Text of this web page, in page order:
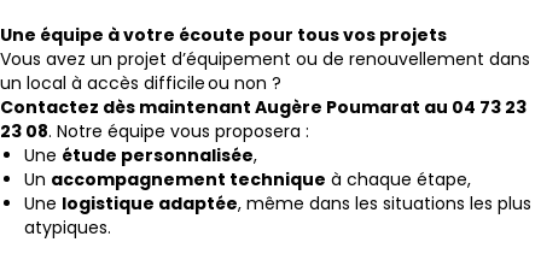
Une équipe à votre écoute pour tous vos projets
Vous avez un projet d’équipement ou de renouvellement dans
un local à accès difficile ou non ?
Contactez dès maintenant Augère Poumarat au 04 73 23
23 08. Notre équipe vous proposera :
Une étude personnalisée,
Un accompagnement technique à chaque étape,
Une logistique adaptée, même dans les situations les plus
atypiques.